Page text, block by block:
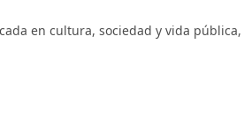
en cultura, sociedad y vida